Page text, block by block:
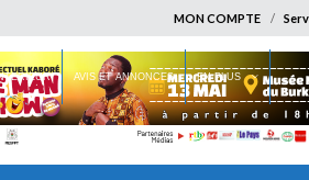
MON COMPTE
AVIS ET ANNONCES EN PLUS